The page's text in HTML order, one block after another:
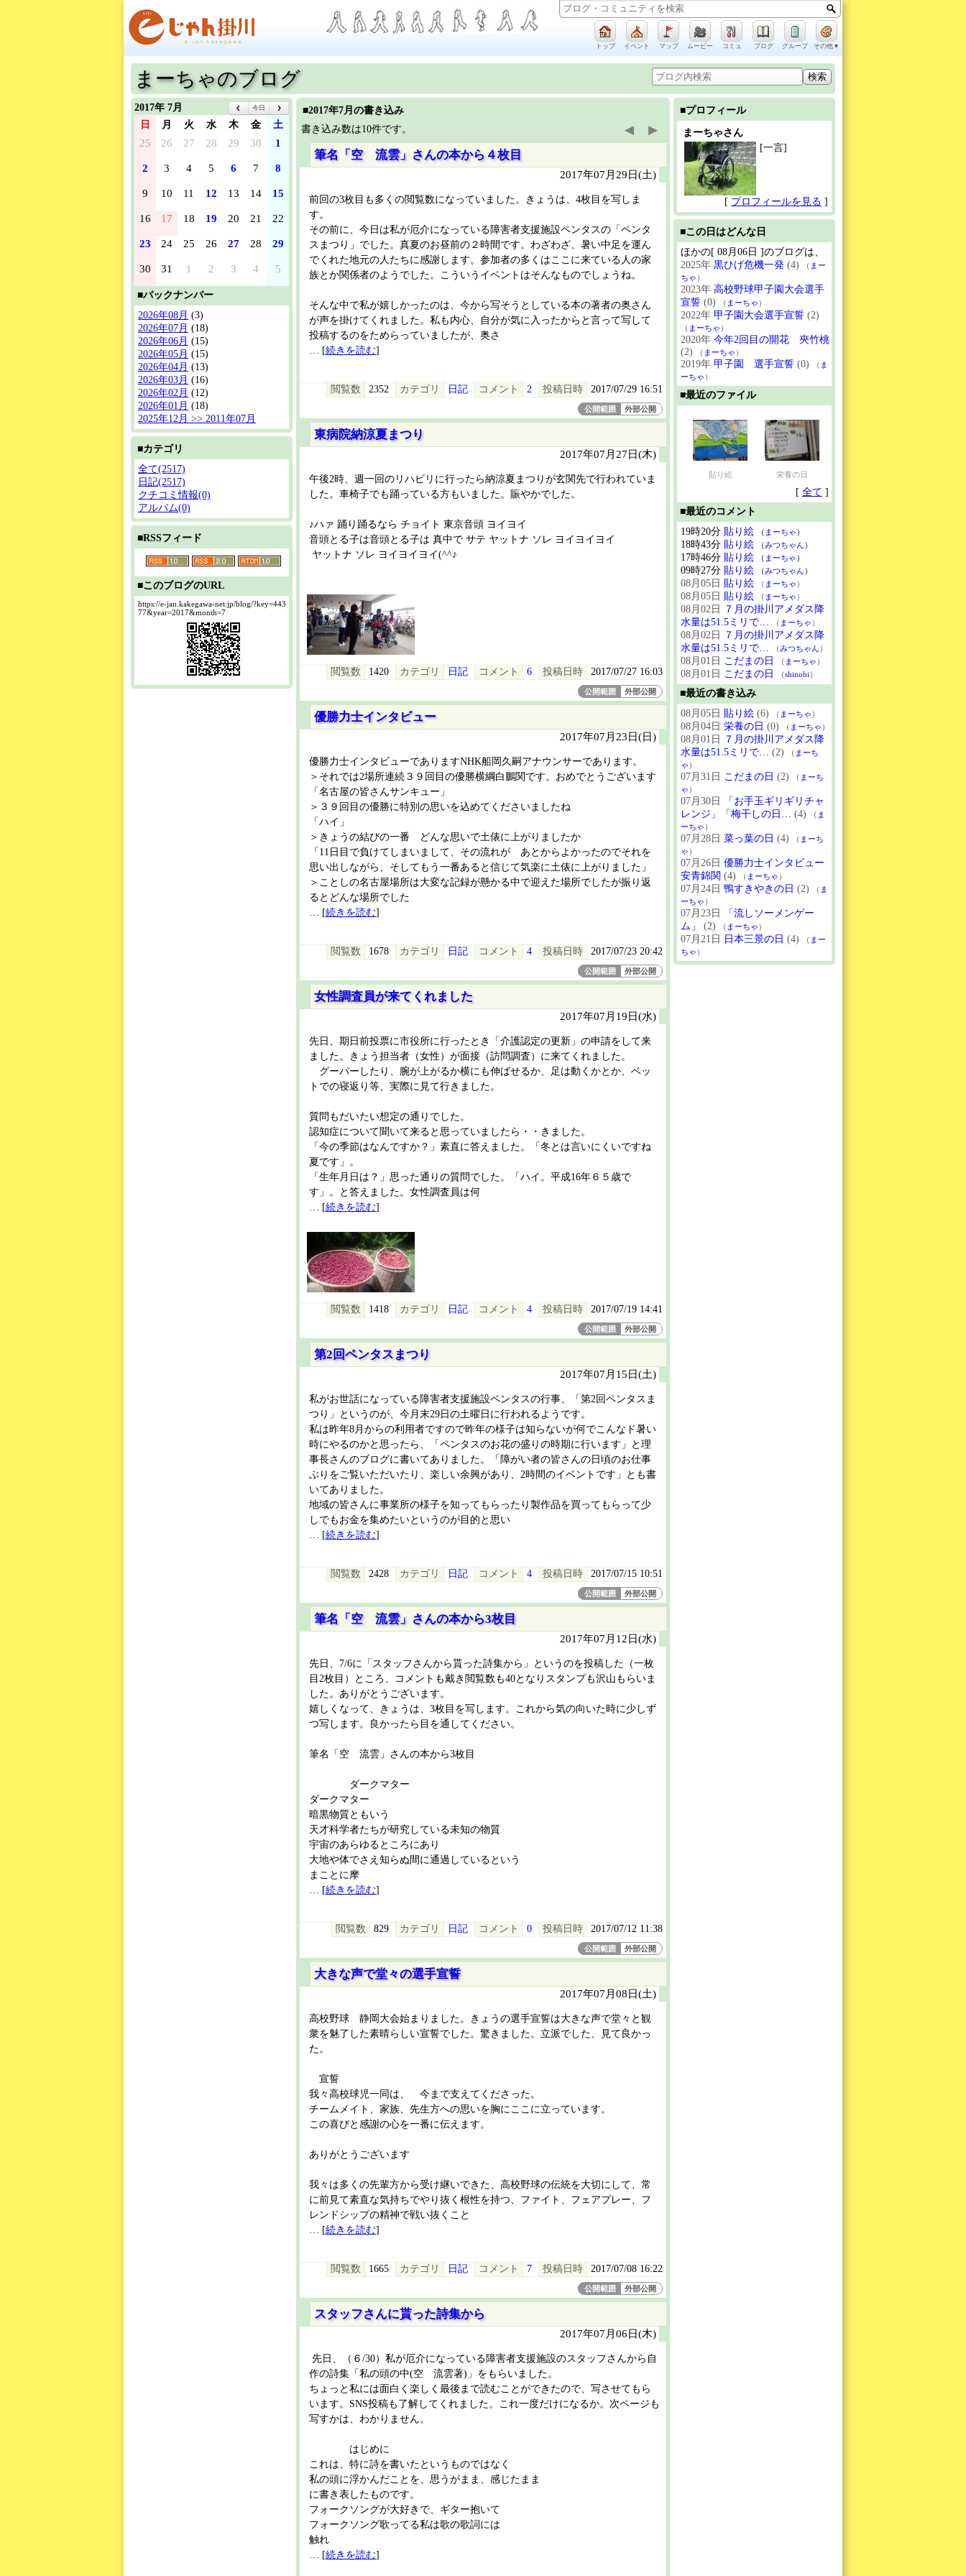
トップ イベント マップ ムービー コミュ ブログ グループ その他▼
まーちゃのブログ
2017年 7月 今日
日 月 火 水 木 金 土
25 26 27 28 29 30 1
2 3 4 5 6 7 8
9 10 11 12 13 14 15
16 17 18 19 20 21 22
23 24 25 26 27 28 29
30 31 1 2 3 4 5
■バックナンバー
2026年08月 (3)
2026年07月 (18)
2026年06月 (15)
2026年05月 (15)
2026年04月 (13)
2026年03月 (16)
2026年02月 (12)
2026年01月 (18)
2025年12月 >> 2011年07月
■カテゴリ
全て(2517)
日記(2517)
クチコミ情報(0)
アルバム(0)
■RSSフィード
■このブログのURL
https://e-jan.kakegawa-net.jp/blog/?key=443
77&year=2017&month=7
■2017年7月の書き込み
書き込み数は10件です。
◀
▶
筆名「空 流雲」さんの本から４枚目
2017年07月29日(土)
前回の3枚目も多くの閲覧数になっていました。きょうは、4枚目を写しま
す。
その前に、今日は私が厄介になっている障害者支援施設ペンタスの「ペンタ
スまつり」でした。真夏のお昼前の２時間です。わざわざ、暑い中足を運ん
でくれた地元の人たちに感謝します。参加者の多くはここに来ている人の家
族とか関係者のようでした。こういうイベントはそんなものでしょうね。
そんな中で私が嬉しかったのは、今から写そうとしている本の著者の奥さん
が声を掛けてくれました。私も内心、自分が気に入ったからと言って写して
投稿するのをためらっていましたが、奥さ
… [続きを読む]
閲覧数 2352 カテゴリ 日記 コメント 2 投稿日時 2017/07/29 16:51
公開範囲 外部公開
東病院納涼夏まつり
2017年07月27日(木)
午後2時、週一回のリハビリに行ったら納涼夏まつりが玄関先で行われていま
した。車椅子でも踊っている方もいました。賑やかでした。
♪ハァ 踊り踊るなら チョイト 東京音頭 ヨイヨイ
音頭とる子は音頭とる子は 真中で サテ ヤットナ ソレ ヨイヨイヨイ
ヤットナ ソレ ヨイヨイヨイ(^^♪
閲覧数 1420 カテゴリ 日記 コメント 6 投稿日時 2017/07/27 16:03
公開範囲 外部公開
優勝力士インタビュー
2017年07月23日(日)
優勝力士インタビューでありますNHK船岡久嗣アナウンサーであります。
＞それでは2場所連続３９回目の優勝横綱白鵬関です。おめでとうございます
「名古屋の皆さんサンキュー」
＞３９回目の優勝に特別の思いを込めてくださいましたね
「ハイ」
＞きょうの結びの一番 どんな思いで土俵に上がりましたか
「11日目で負けてしまいまして、その流れが あとからよかったのでそれを
思い出しながら、そしてもう一番あると信じて気楽に土俵に上がりました」
＞ことしの名古屋場所は大変な記録が懸かる中で迎えた場所でしたが振り返
るとどんな場所でした
… [続きを読む]
閲覧数 1678 カテゴリ 日記 コメント 4 投稿日時 2017/07/23 20:42
公開範囲 外部公開
女性調査員が来てくれました
2017年07月19日(水)
先日、期日前投票に市役所に行ったとき「介護認定の更新」の申請をして来
ました。きょう担当者（女性）が面接（訪問調査）に来てくれました。
グーパーしたり、腕が上がるか横にも伸ばせるか、足は動くかとか、ベッ
トでの寝返り等、実際に見て行きました。
質問もだいたい想定の通りでした。
認知症について聞いて来ると思っていましたら・・きました。
「今の季節はなんですか？」素直に答えました。「冬とは言いにくいですね
夏です」。
「生年月日は？」思った通りの質問でした。「ハイ。平成16年６５歳で
す」。と答えました。女性調査員は何
… [続きを読む]
閲覧数 1418 カテゴリ 日記 コメント 4 投稿日時 2017/07/19 14:41
公開範囲 外部公開
第2回ペンタスまつり
2017年07月15日(土)
私がお世話になっている障害者支援施設ペンタスの行事、「第2回ペンタスま
つり」というのが、今月末29日の土曜日に行われるようです。
私は昨年8月からの利用者ですので昨年の様子は知らないが何でこんなド暑い
時にやるのかと思ったら、「ペンタスのお花の盛りの時期に行います」と理
事長さんのブログに書いてありました。「障がい者の皆さんの日頃のお仕事
ぶりをご覧いただいたり、楽しい余興があり、2時間のイベントです」とも書
いてありました。
地域の皆さんに事業所の様子を知ってもらったり製作品を買ってもらって少
しでもお金を集めたいというのが目的と思い
… [続きを読む]
閲覧数 2428 カテゴリ 日記 コメント 4 投稿日時 2017/07/15 10:51
公開範囲 外部公開
筆名「空 流雲」さんの本から3枚目
2017年07月12日(水)
先日、7/6に「スタッフさんから貰った詩集から」というのを投稿した（一枚
目2枚目）ところ、コメントも戴き閲覧数も40となりスタンプも沢山もらいま
した。ありがとうございます。
嬉しくなって、きょうは、3枚目を写します。これから気の向いた時に少しず
つ写します。良かったら目を通してください。
筆名「空 流雲」さんの本から3枚目
ダークマター
ダークマター
暗黒物質ともいう
天才科学者たちが研究している未知の物質
宇宙のあらゆるところにあり
大地や体でさえ知らぬ間に通過しているという
まことに摩
… [続きを読む]
閲覧数 829 カテゴリ 日記 コメント 0 投稿日時 2017/07/12 11:38
公開範囲 外部公開
大きな声で堂々の選手宣誓
2017年07月08日(土)
高校野球 静岡大会始まりました。きょうの選手宣誓は大きな声で堂々と観
衆を魅了した素晴らしい宣誓でした。驚きました。立派でした、見て良かっ
た。
宣誓
我々高校球児一同は、 今まで支えてくださった。
チームメイト、家族、先生方への思いを胸にここに立っています。
この喜びと感謝の心を一番に伝えます。
ありがとうございます
我々は多くの先輩方から受け継いできた、高校野球の伝統を大切にして、常
に前見て素直な気持ちでやり抜く根性を持つ、ファイト、フェアプレー、フ
レンドシップの精神で戦い抜くこと
… [続きを読む]
閲覧数 1665 カテゴリ 日記 コメント 7 投稿日時 2017/07/08 16:22
公開範囲 外部公開
スタッフさんに貰った詩集から
2017年07月06日(木)
先日、（６/30）私が厄介になっている障害者支援施設のスタッフさんから自
作の詩集「私の頭の中(空 流雲著)」をもらいました。
ちょっと私には面白く楽しく最後まで読むことができたので、写させてもら
います。SNS投稿も了解してくれました。これ一度だけになるか。次ページも
写すかは、わかりません。
はじめに
これは、特に詩を書いたというものではなく
私の頭に浮かんだことを、思うがまま、感じたまま
に書き表したものです。
フォークソングが大好きで、ギター抱いて
フォークソング歌ってる私は歌の歌詞には
触れ
… [続きを読む]
■プロフィール
まーちゃさん
[一言]
[ プロフィールを見る ]
■この日はどんな日
ほかの[ 08月06日 ]のブログは、
2025年 黒ひげ危機一発 (4) （ まー
ちゃ ）
2023年 高校野球甲子園大会選手
宣誓 (0) （ まーちゃ ）
2022年 甲子園大会選手宣誓 (2)
（ まーちゃ ）
2020年 今年2回目の開花 夾竹桃
(2)
（ まーちゃ ）
2019年 甲子園 選手宣誓 (0) （ ま
ーちゃ ）
■最近のファイル
貼り絵 栄養の日
[ 全て ]
■最近のコメント
19時20分 貼り絵 （ まーちゃ）
18時43分 貼り絵 （みつちゃん）
17時46分 貼り絵 （ まーちゃ）
09時27分 貼り絵 （みつちゃん）
08月05日 貼り絵 （ まーちゃ ）
08月05日 貼り絵 （ まーちゃ ）
08月02日
７月の掛川アメダス降
水量は51.5ミリで…
（ まーちゃ ）
08月02日
７月の掛川アメダス降
水量は51.5ミリで…
（みつちゃん ）
08月01日 こだまの日 （ まーちゃ ）
08月01日 こだまの日 （shinobi ）
■最近の書き込み
08月05日 貼り絵 (6) （ まーちゃ ）
08月04日 栄養の日 (0) （ まーちゃ ）
08月01日
７月の掛川アメダス降
水量は51.5ミリで… (2) （ まーち
ゃ ）
07月31日 こだまの日 (2) （ まーち
ゃ ）
07月30日
「お手玉ギリギリチャ
レンジ」「梅干しの日… (4) （ ま
ーちゃ ）
07月28日 菜っ葉の日 (4) （ まーち
ゃ ）
07月26日 優勝力士インタビュー
安青錦関 (4) （ まーちゃ ）
07月24日 鴨すきやきの日 (2) （ ま
ーちゃ ）
07月23日
「流しソーメンゲー
ム」
(2) （ まーちゃ ）
07月21日 日本三景の日 (4) （ まー
ちゃ ）